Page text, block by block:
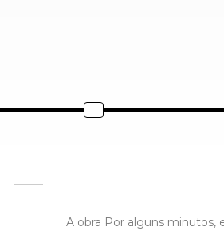
A obra Por alguns minutos,